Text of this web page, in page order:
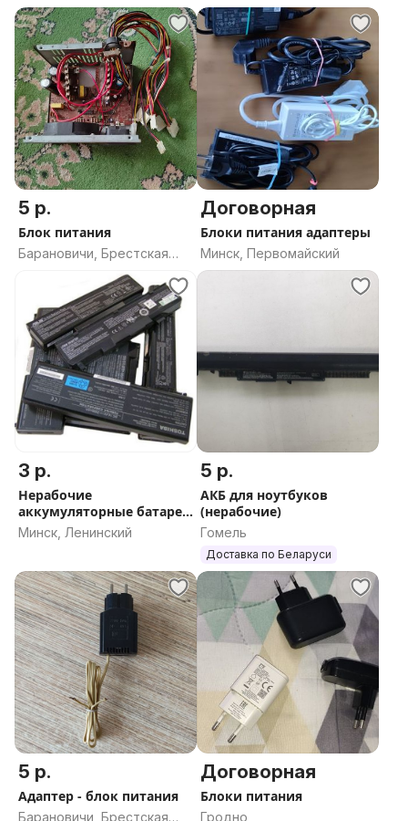
область
5 р.
Блок питания
Барановичи, Брестская
Договорная
Блоки питания адаптеры
Минск, Первомайский
3 р.
Нерабочие
аккумуляторные батареи
от ноутбуков
Минск, Ленинский
5 р.
АКБ для ноутбуков
(нерабочие)
Гомель
Доставка по Беларуси
5 р.
Адаптер - блок питания
Барановичи, Брестская
Договорная
Блоки питания
Гродно